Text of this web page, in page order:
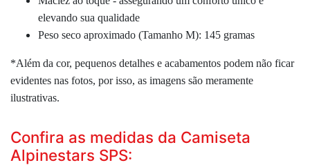
elevando sua qualidade
Peso seco aproximado (Tamanho M): 145 gramas
*Além da cor, pequenos detalhes e acabamentos podem não ficar
evidentes nas fotos, por isso, as imagens são meramente
ilustrativas.
Confira as medidas da Camiseta
Alpinestars SPS: